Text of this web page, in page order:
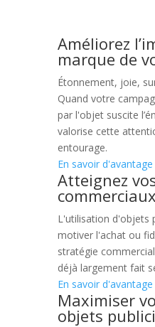
Améliorez
marque de
Étonnement, joie,
Quand votre
par l'objet suscite
valorise cette
entourage.
En savoir d'avantage
Atteignez
commerciaux
L'utilisation d'objets
motiver l'achat ou
stratégie
déjà largement fait
En savoir d'avantage
Maximiser
objets